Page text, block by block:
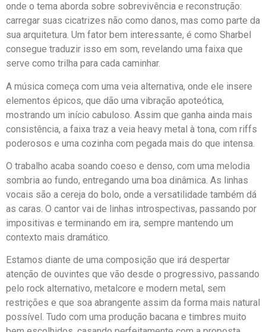
onde o tema aborda sobre sobrevivência e reconstrução:
carregar suas cicatrizes não como danos, mas como parte da
sua arquitetura. Um fator bem interessante, é como Sharbel
consegue traduzir isso em som, revelando uma faixa que
serve como trilha para cada caminhar.
A música começa com uma veia alternativa, onde ele insere
elementos épicos, que dão uma vibração apoteótica,
mostrando um início cabuloso. Assim que ganha ainda mais
consistência, a faixa traz a veia heavy metal à tona, com riffs
poderosos e uma cozinha com pegada mais do que intensa.
O trabalho acaba soando coeso e denso, com uma melodia
sombria ao fundo, entregando uma boa dinâmica. As linhas
vocais são a cereja do bolo, onde a versatilidade também dá
as caras. O cantor vai de linhas introspectivas, passando por
impositivas e terminando em ira, sempre mantendo um
contexto mais dramático.
Estamos diante de uma composição que irá despertar
atenção de ouvintes que vão desde o progressivo, passando
pelo rock alternativo, metalcore e modern metal, sem
restrições e que soa abrangente assim da forma mais natural
possível. Tudo com uma produção bacana e timbres muito